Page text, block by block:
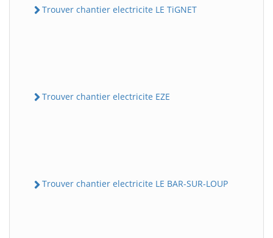
Trouver chantier electricite LE TiGNET
Trouver chantier electricite EZE
Trouver chantier electricite LE BAR-SUR-LOUP